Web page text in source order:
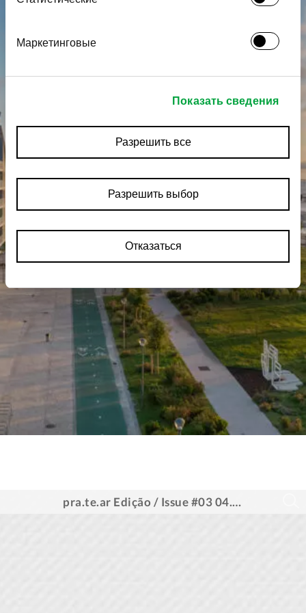
Маркетинговые
Показать сведения
Разрешить все
Разрешить выбор
Отказаться